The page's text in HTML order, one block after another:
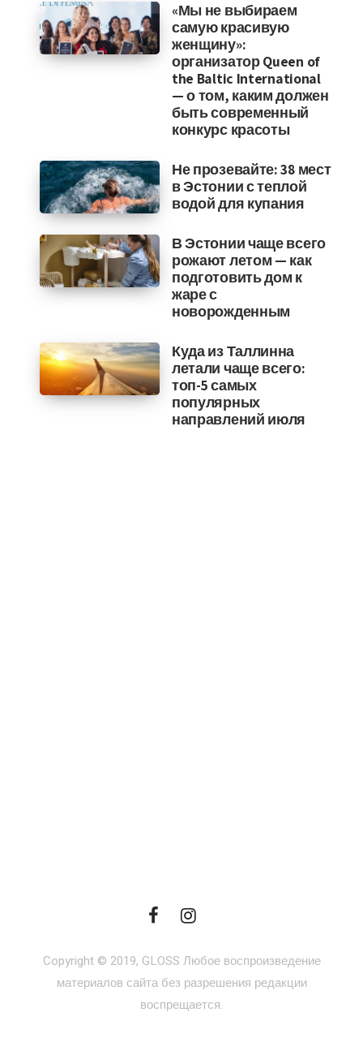
«Мы не выбираем
самую красивую
женщину»:
организатор Queen of
the Baltic International
— о том, каким должен
быть современный
конкурс красоты
Не прозевайте: 38 мест
в Эстонии с теплой
водой для купания
В Эстонии чаще всего
рожают летом — как
подготовить дом к
жаре с
новорожденным
Куда из Таллинна
летали чаще всего:
топ-5 самых
популярных
направлений июля
Copyright © 2019, GLOSS Любое воспроизведение
материалов сайта без разрешения редакции
воспрещается.